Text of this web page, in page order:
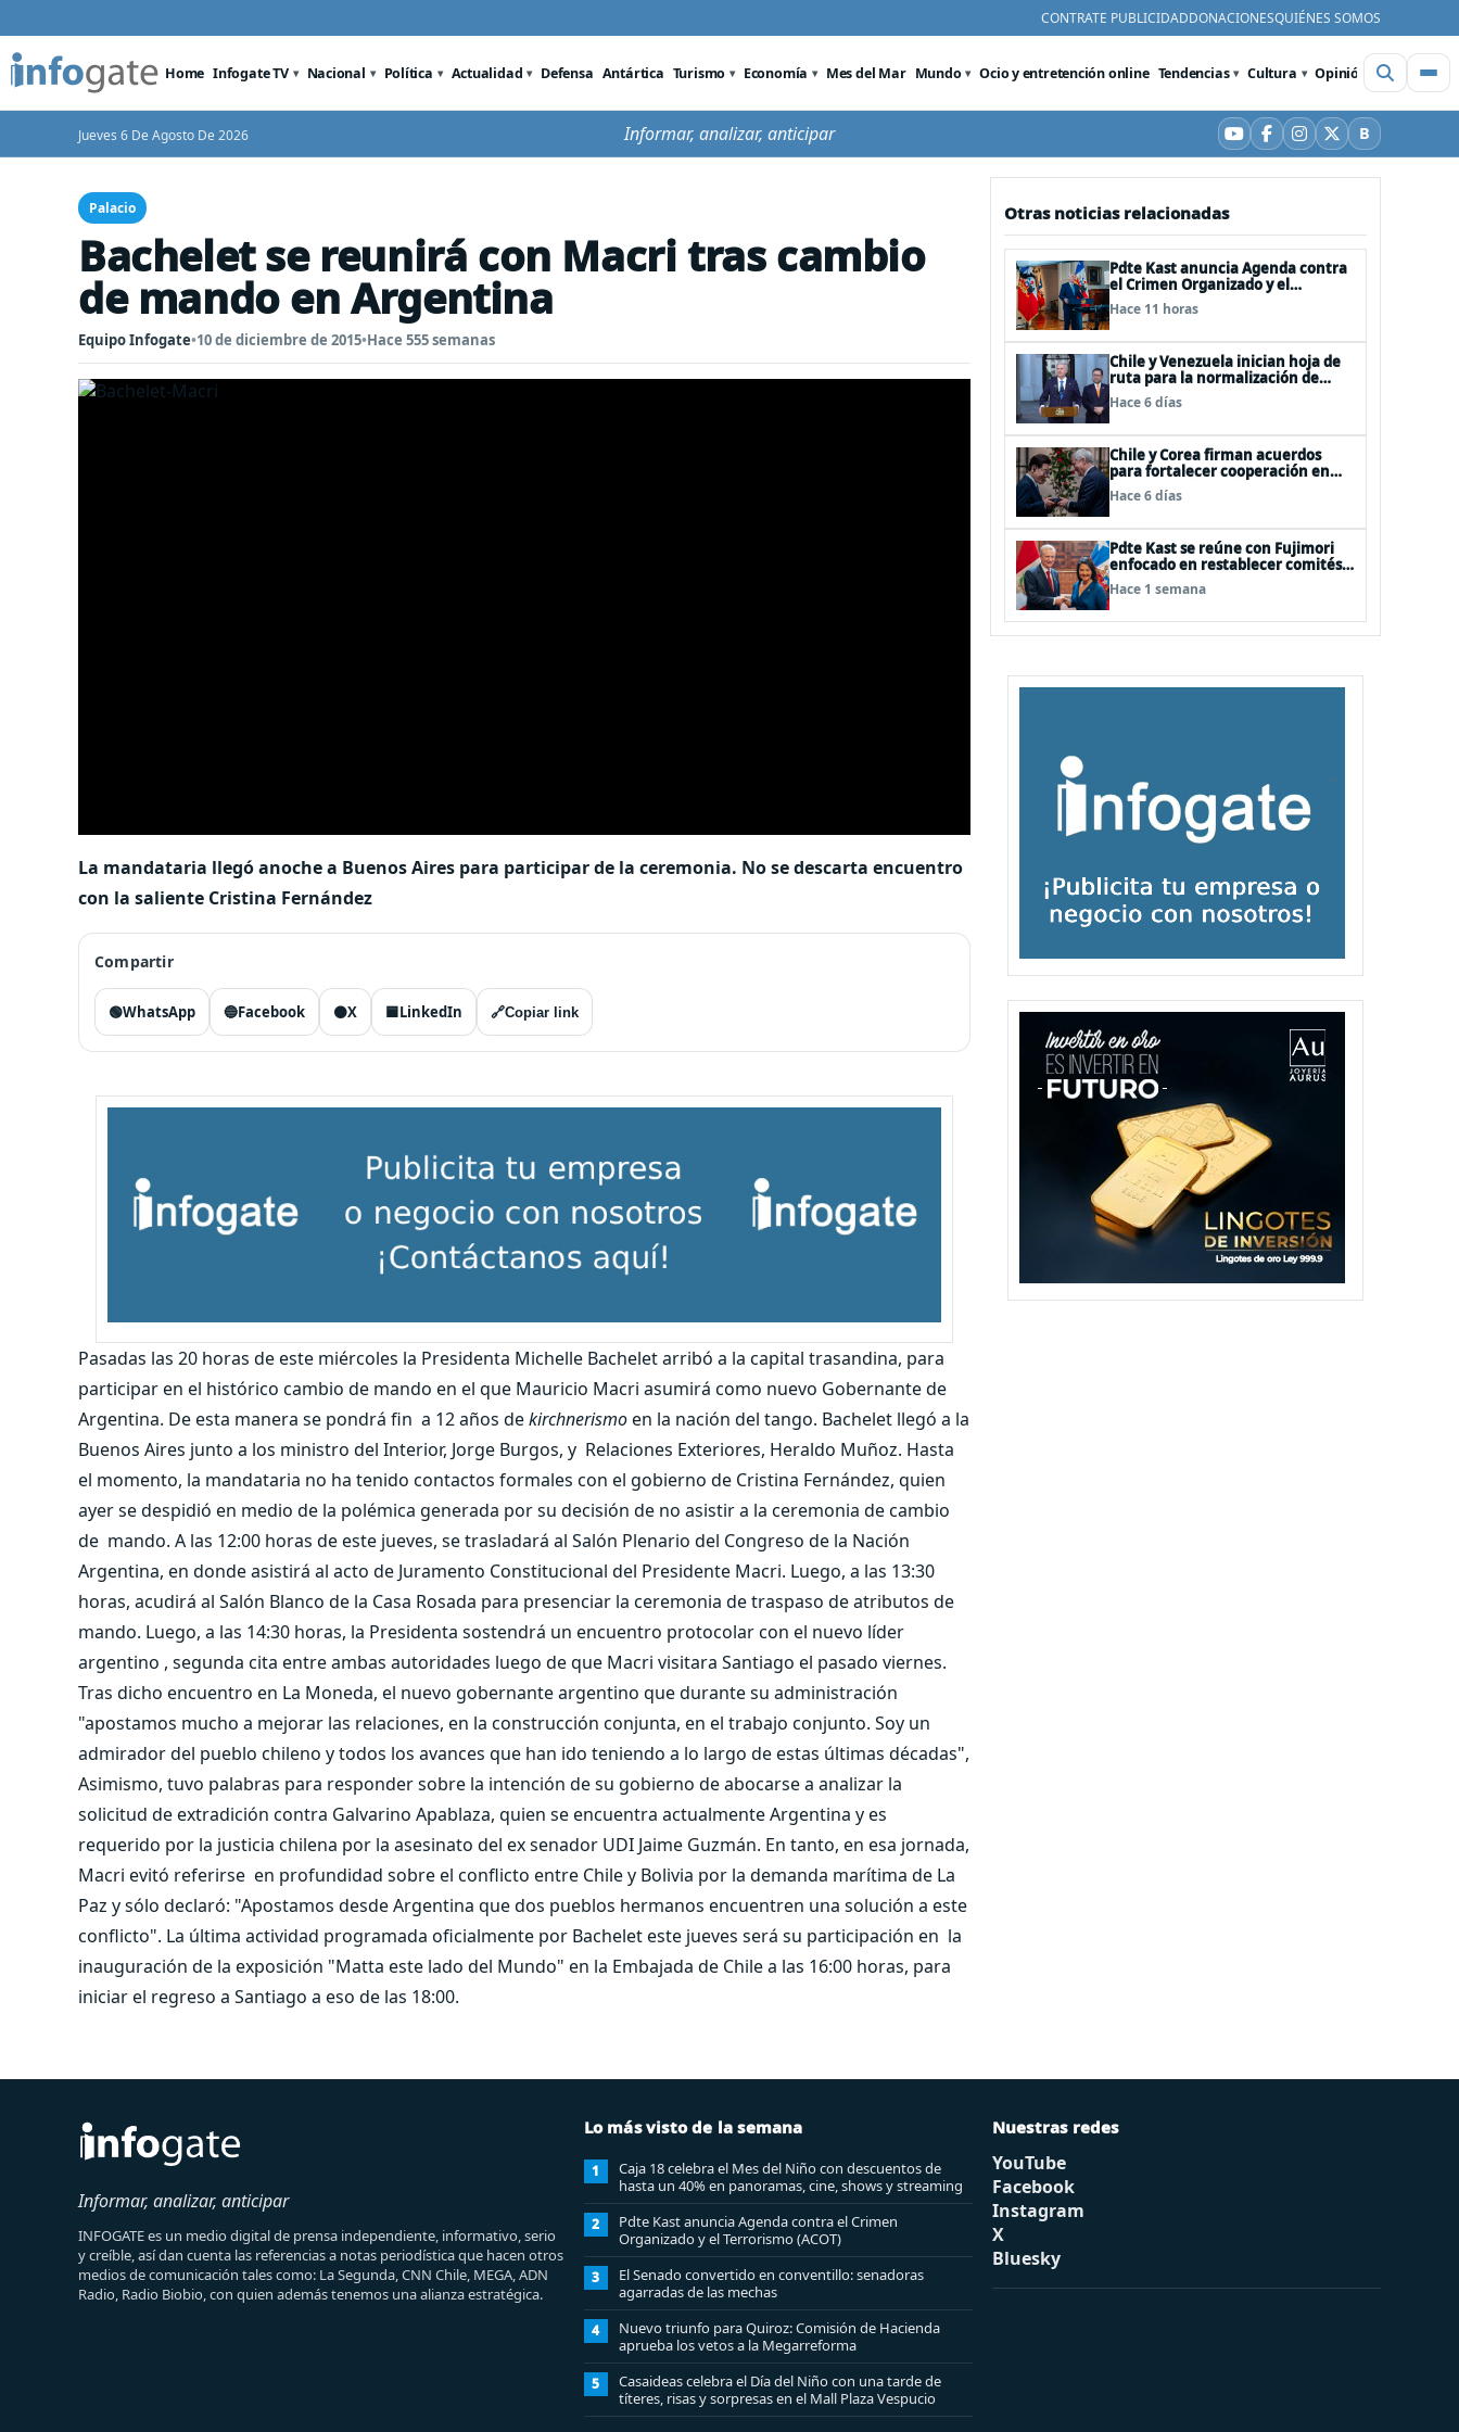
CONTRATE PUBLICIDADDONACIONESQUIÉNES SOMOS
Home Infogate TV Nacional Política Actualidad Defensa Antártica Turismo Economía Mes del Mar Mundo Ocio y entretención online Tendencias Cultura Opinión Videos
Jueves 6 De Agosto De 2026 Informar, analizar, anticipar YouTube
Facebook
Instagram
X BBluesky
Palacio
Bachelet se reunirá con Macri tras cambio
de mando en Argentina
Equipo Infogate•10 de diciembre de 2015•Hace 555 semanas
La mandataria llegó anoche a Buenos Aires para participar de la ceremonia. No se descarta encuentro
con la saliente Cristina Fernández
Compartir
🟢WhatsApp 🔵Facebook ⚫X 🟦LinkedIn 🔗Copiar link
Pasadas las 20 horas de este miércoles la Presidenta Michelle Bachelet arribó a la capital trasandina, para
participar en el histórico cambio de mando en el que Mauricio Macri asumirá como nuevo Gobernante de
Argentina. De esta manera se pondrá fin a 12 años dekirchnerismoen la nación del tango. Bachelet llegó a la
Buenos Aires junto a los ministro del Interior, Jorge Burgos, y Relaciones Exteriores, Heraldo Muñoz. Hasta
el momento, la mandataria no ha tenido contactos formales con el gobierno de Cristina Fernández, quien
ayer se despidió en medio de la polémica generada por su decisión de no asistir a la ceremonia de cambio
de mando. A las 12:00 horas de este jueves, se trasladará al Salón Plenario del Congreso de la Nación
Argentina, en donde asistirá al acto de Juramento Constitucional del Presidente Macri. Luego, a las 13:30
horas, acudirá al Salón Blanco de la Casa Rosada para presenciar la ceremonia de traspaso de atributos de
mando. Luego, a las 14:30 horas, la Presidenta sostendrá un encuentro protocolar con el nuevo líder
argentino , segunda cita entre ambas autoridades luego de que Macri visitara Santiago el pasado viernes.
Tras dicho encuentro en La Moneda, el nuevo gobernante argentino que durante su administración
"apostamos mucho a mejorar las relaciones, en la construcción conjunta, en el trabajo conjunto. Soy un
admirador del pueblo chileno y todos los avances que han ido teniendo a lo largo de estas últimas décadas",
Asimismo, tuvo palabras para responder sobre la intención de su gobierno de abocarse a analizar la
solicitud de extradición contra Galvarino Apablaza, quien se encuentra actualmente Argentina y es
requerido por la justicia chilena por la asesinato del ex senador UDI Jaime Guzmán. En tanto, en esa jornada,
Macri evitó referirse en profundidad sobre el conflicto entre Chile y Bolivia por la demanda marítima de La
Paz y sólo declaró: "Apostamos desde Argentina que dos pueblos hermanos encuentren una solución a este
conflicto". La última actividad programada oficialmente por Bachelet este jueves será su participación en la
inauguración de la exposición "Matta este lado del Mundo" en la Embajada de Chile a las 16:00 horas, para
iniciar el regreso a Santiago a eso de las 18:00.
Otras noticias relacionadas
Pdte Kast anuncia Agenda contra
el Crimen Organizado y el
Terrorismo (ACOT)
Hace 11 horas
Chile y Venezuela inician hoja de
ruta para la normalización de
relaciones
Hace 6 días
Chile y Corea firman acuerdos
para fortalecer cooperación en
investigación antártica, minería,
seguridad
Hace 6 días
Pdte Kast se reúne con Fujimori
enfocado en restablecer comités y
gabinetes binacionales y
potenciar relaciones comerciales
Hace 1 semana
Informar, analizar, anticipar
INFOGATE es un medio digital de prensa independiente, informativo, serio
y creíble, así dan cuenta las referencias a notas periodística que hacen otros
medios de comunicación tales como: La Segunda, CNN Chile, MEGA, ADN
Radio, Radio Biobio, con quien además tenemos una alianza estratégica.
Lo más visto de la semana
1
Caja 18 celebra el Mes del Niño con descuentos de
hasta un 40% en panoramas, cine, shows y streaming
2
Pdte Kast anuncia Agenda contra el Crimen
Organizado y el Terrorismo (ACOT)
3
El Senado convertido en conventillo: senadoras
agarradas de las mechas
4
Nuevo triunfo para Quiroz: Comisión de Hacienda
aprueba los vetos a la Megarreforma
5
Casaideas celebra el Día del Niño con una tarde de
títeres, risas y sorpresas en el Mall Plaza Vespucio
Nuestras redes
YouTube
Facebook
Instagram
X
Bluesky